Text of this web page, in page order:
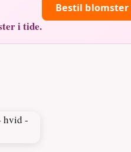
i tide.
Bestil blomster